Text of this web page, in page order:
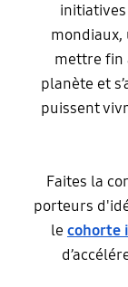
initiatives
mondiaux,
mettre fin
planète et
puissent
Faites la
porteurs
le cohorte